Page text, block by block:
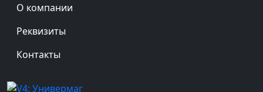
О компании
Реквизиты
Контакты